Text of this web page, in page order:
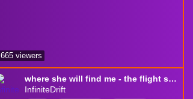
where she will find me - the flight smp
InfiniteDrift
665 viewers